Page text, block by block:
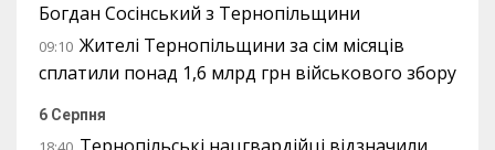
Богдан Сосінський з Тернопільщини
09:10 Жителі Тернопільщини за сім місяців
сплатили понад 1,6 млрд грн військового збору
6 Серпня